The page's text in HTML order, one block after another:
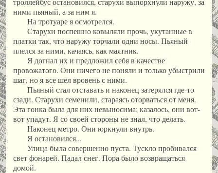
ними пьяный, а за ним я.
На тротуаре я осмотрелся.
Старухи поспешно ковыляли прочь, укутанные в
платки так, что наружу торчали одни носы. Пьяный
плелся за ними, качаясь, как маятник.
Я догнал их и предложил себя в качестве
провожатого. Они ничего не поняли и только убыстрили
шаг, но я все шел вровень с ними.
Пьяный стал отставать и наконец затерялся где-то
сзади. Старухи семенили, стараясь оторваться от меня.
Эта гонка была для них невыносима; казалось, они вот-
вот упадут. Я со своей стороны не знал, что делать.
Наконец метро. Они юркнули внутрь.
Я остановился...
Улица была совершенно пуста. Тускло пробивался
свет фонарей. Падал снег. Пора было возвращаться
домой.